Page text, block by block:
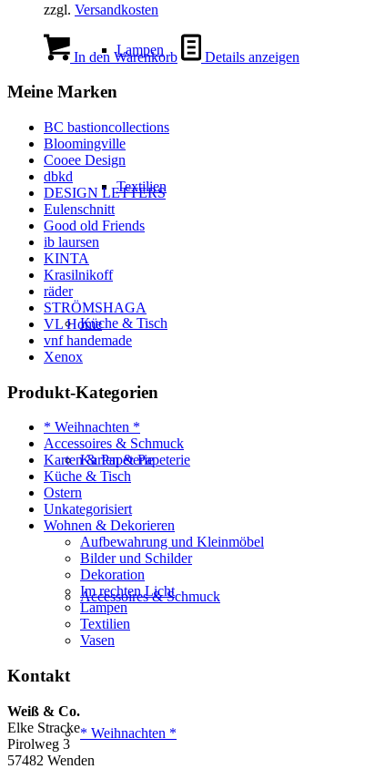
Lampen
Textilien
Küche & Tisch
Karten & Papeterie
Accessoires & Schmuck
* Weihnachten *
zzgl. Versandkosten
In den Warenkorb Details anzeigen
Meine Marken
BC bastioncollections
Bloomingville
Cooee Design
dbkd
DESIGN LETTERS
Eulenschnitt
Good old Friends
ib laursen
KINTA
Krasilnikoff
räder
STRÖMSHAGA
VL Home
vnf handemade
Xenox
Produkt-Kategorien
* Weihnachten *
Accessoires & Schmuck
Karten & Papeterie
Küche & Tisch
Ostern
Unkategorisiert
Wohnen & Dekorieren
Aufbewahrung und Kleinmöbel
Bilder und Schilder
Dekoration
Im rechten Licht
Lampen
Textilien
Vasen
Kontakt
Weiß & Co.
Elke Stracke
Pirolweg 3
57482 Wenden